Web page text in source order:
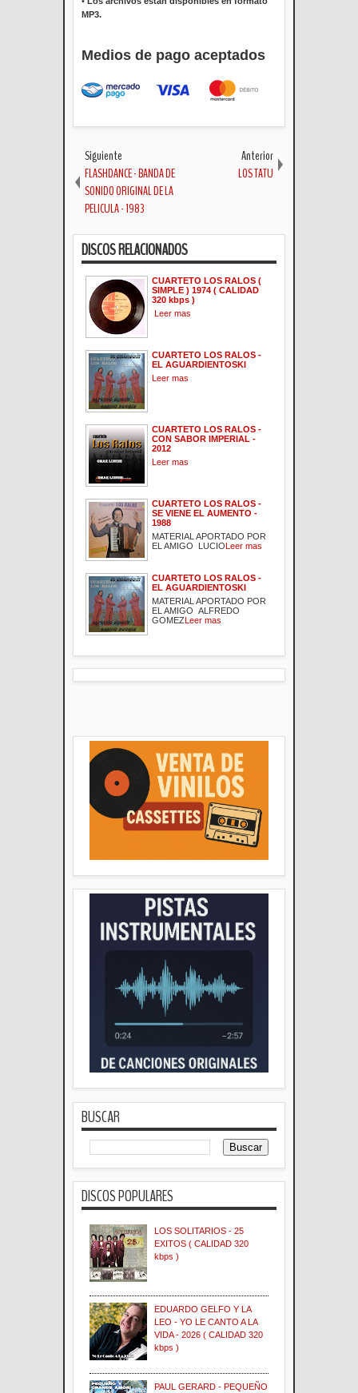
MP3.
Medios de pago aceptados
Siguiente
FLASHDANCE - BANDA DE
SONIDO ORIGINAL DE LA
PELICULA - 1983
Anterior
LOS TATU
DISCOS RELACIONADOS
CUARTETO LOS RALOS (
SIMPLE ) 1974 ( CALIDAD
320 kbps )
Leer mas
CUARTETO LOS RALOS -
EL AGUARDIENTOSKI
Leer mas
CUARTETO LOS RALOS -
CON SABOR IMPERIAL -
2012
Leer mas
CUARTETO LOS RALOS -
SE VIENE EL AUMENTO -
1988
MATERIAL APORTADO POR
EL AMIGO LUCIOLeer mas
CUARTETO LOS RALOS -
EL AGUARDIENTOSKI
MATERIAL APORTADO POR
EL AMIGO ALFREDO
GOMEZLeer mas
BUSCAR
DISCOS POPULARES
LOS SOLITARIOS - 25
EXITOS ( CALIDAD 320
kbps )
EDUARDO GELFO Y LA
LEO - YO LE CANTO A LA
VIDA - 2026 ( CALIDAD 320
kbps )
PAUL GERARD - PEQUEÑO